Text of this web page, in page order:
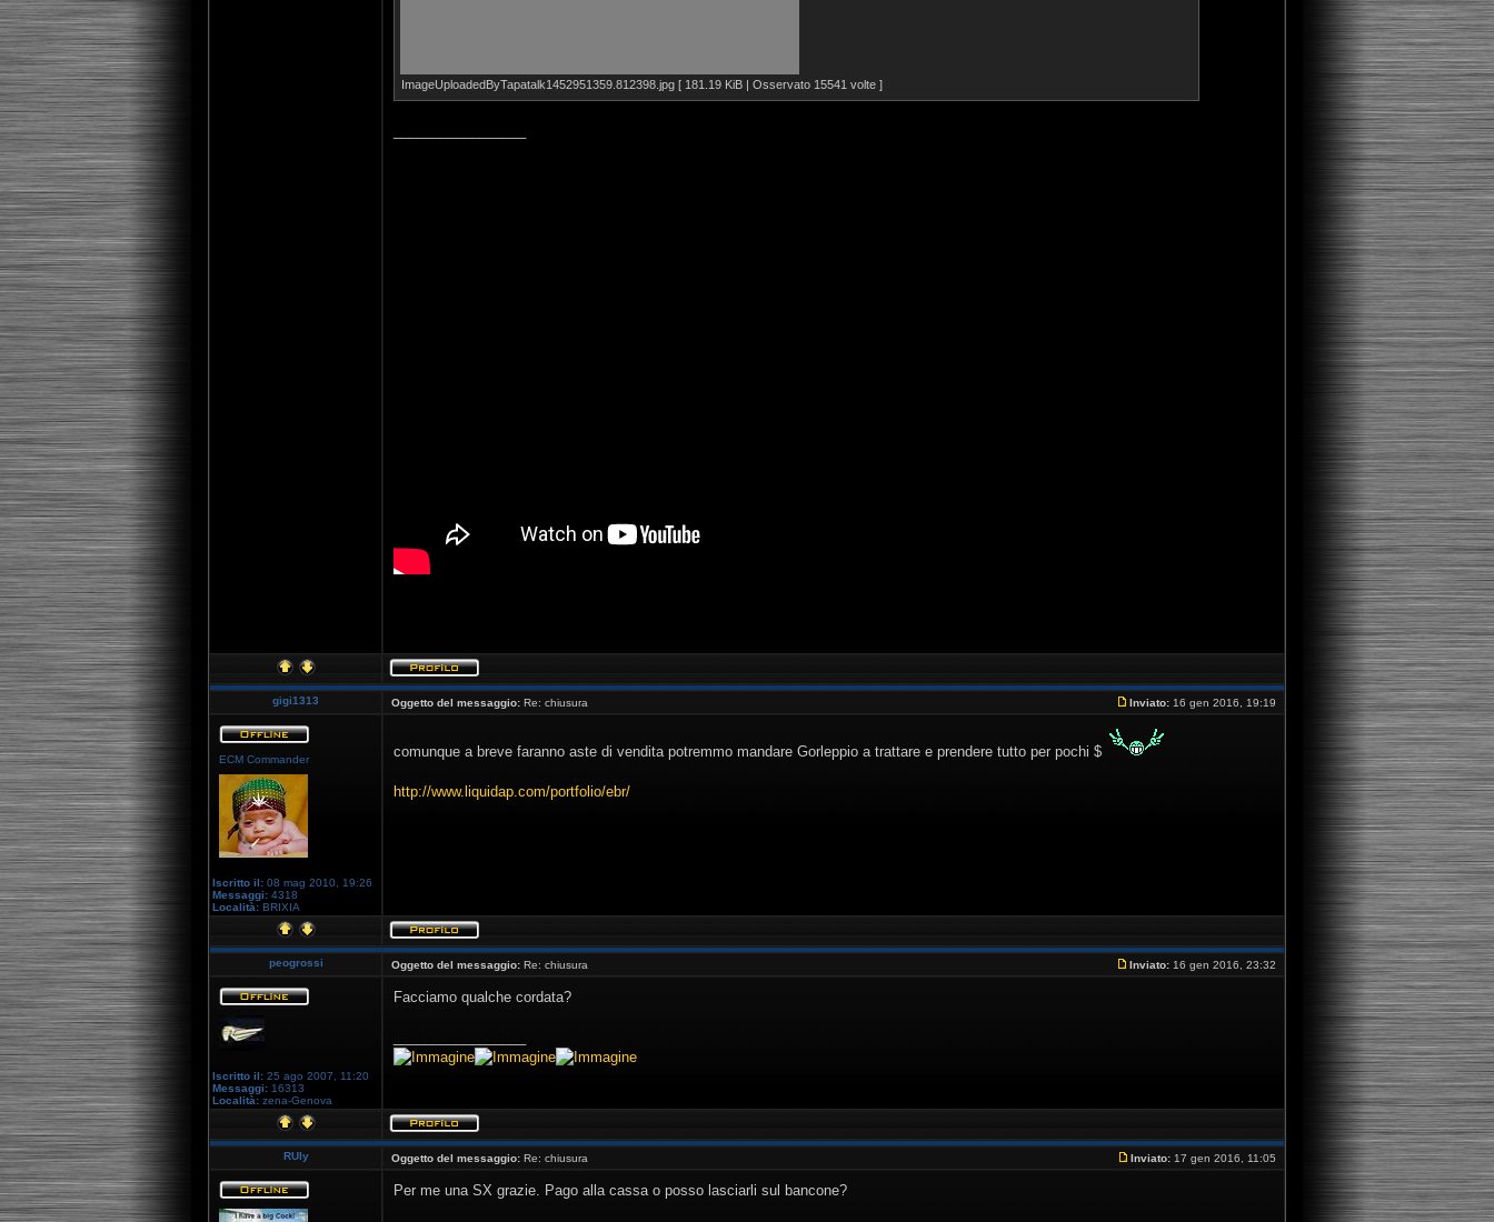
ImageUploadedByTapatalk1452951359.812398.jpg [ 181.19 KiB | Osservato 15541 volte ]
gigi1313 Oggetto del messaggio: Re: chiusura Inviato: 16 gen 2016, 19:19
ECM Commander
Iscritto il: 08 mag 2010, 19:26
Messaggi: 4318
Località: BRIXIA
comunque a breve faranno aste di vendita potremmo mandare Gorleppio a trattare e prendere tutto per pochi $
http://www.liquidap.com/portfolio/ebr/
peogrossi Oggetto del messaggio: Re: chiusura Inviato: 16 gen 2016, 23:32
Iscritto il: 25 ago 2007, 11:20
Messaggi: 16313
Località: zena-Genova
Facciamo qualche cordata?
RUly Oggetto del messaggio: Re: chiusura Inviato: 17 gen 2016, 11:05
Per me una SX grazie. Pago alla cassa o posso lasciarli sul bancone?